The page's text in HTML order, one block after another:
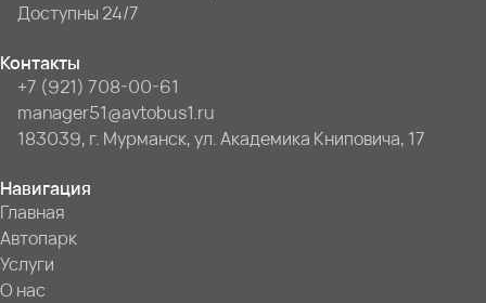
Доступны 24/7
Контакты
+7 (921) 708-00-61
manager51@avtobus1.ru
183039, г. Мурманск, ул. Академика Книповича, 17
Навигация
Главная
Автопарк
Услуги
О нас